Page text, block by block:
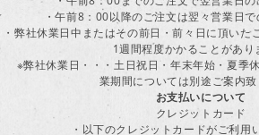
・午前8：00以降のご注文は翌々営業日で
・弊社休業日中またはその前日・前々日に頂いた
1週間程度かかることがあり
※弊社休業日・・・土日祝日・年末年始・夏季
業期間については別途ご案内致
お支払いについて
クレジットカード
・以下のクレジットカードがご利用